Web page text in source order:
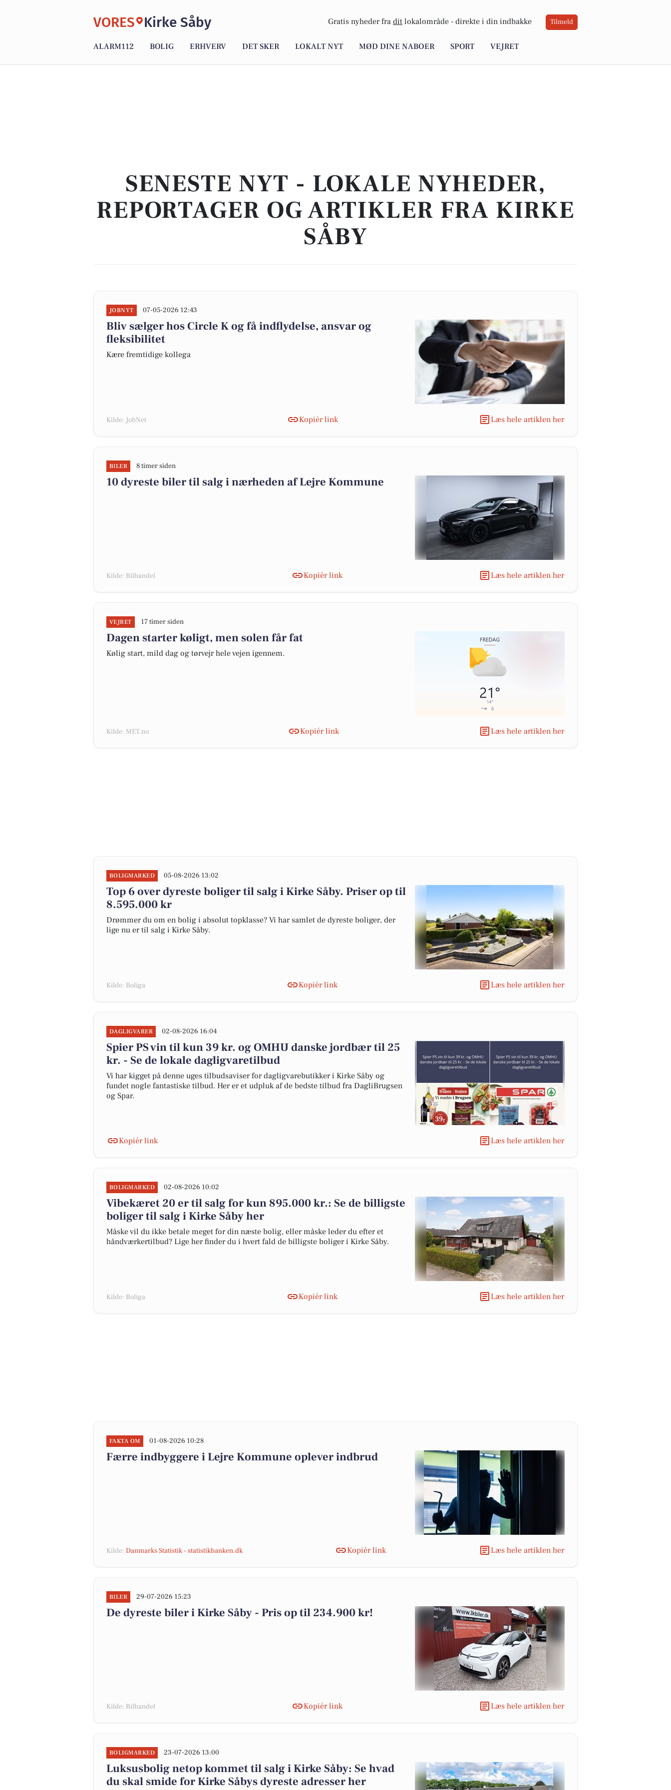
VORES Kirke Såby Gratis nyheder fra dit lokalområde - direkte i din indbakke Tilmeld
ALARM112 BOLIG ERHVERV DET SKER LOKALT NYT MØD DINE NABOER SPORT VEJRET
SENESTE NYT - LOKALE NYHEDER,
REPORTAGER OG ARTIKLER FRA KIRKE
SÅBY
JOBNYT 07-05-2026 12:43
Bliv sælger hos Circle K og få indflydelse, ansvar og
fleksibilitet
Kære fremtidige kollega
Kilde: JobNet Kopiér link Læs hele artiklen her
BILER 8 timer siden
10 dyreste biler til salg i nærheden af Lejre Kommune
Kilde: Bilhandel Kopiér link Læs hele artiklen her
VEJRET 17 timer siden
Dagen starter køligt, men solen får fat
Kølig start, mild dag og tørvejr hele vejen igennem.
Kilde: MET.no Kopiér link Læs hele artiklen her
BOLIGMARKED 05-08-2026 13:02
Top 6 over dyreste boliger til salg i Kirke Såby. Priser op til
8.595.000 kr
Drømmer du om en bolig i absolut topklasse? Vi har samlet de dyreste boliger, der
lige nu er til salg i Kirke Såby.
Kilde: Boliga Kopiér link Læs hele artiklen her
DAGLIGVARER 02-08-2026 16:04
Spier PS vin til kun 39 kr. og OMHU danske jordbær til 25
kr. - Se de lokale dagligvaretilbud
Vi har kigget på denne uges tilbudsaviser for dagligvarebutikker i Kirke Såby og
fundet nogle fantastiske tilbud. Her er et udpluk af de bedste tilbud fra DagliBrugsen
og Spar.
Kopiér link Læs hele artiklen her
BOLIGMARKED 02-08-2026 10:02
Vibekæret 20 er til salg for kun 895.000 kr.: Se de billigste
boliger til salg i Kirke Såby her
Måske vil du ikke betale meget for din næste bolig, eller måske leder du efter et
håndværkertilbud? Lige her finder du i hvert fald de billigste boliger i Kirke Såby.
Kilde: Boliga Kopiér link Læs hele artiklen her
FAKTA OM 01-08-2026 10:28
Færre indbyggere i Lejre Kommune oplever indbrud
Kilde: Danmarks Statistik - statistikbanken.dk Kopiér link Læs hele artiklen her
BILER 29-07-2026 15:23
De dyreste biler i Kirke Såby - Pris op til 234.900 kr!
Kilde: Bilhandel Kopiér link Læs hele artiklen her
BOLIGMARKED 23-07-2026 13:00
Luksusbolig netop kommet til salg i Kirke Såby: Se hvad
du skal smide for Kirke Såbys dyreste adresser her